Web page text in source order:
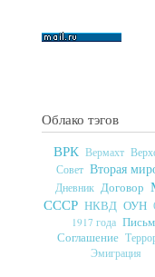
Облако тэгов
ВРК Вермахт
Совет Вторая
Дневник Договор
СССР НКВД ОУН
1917 года
Соглашение
Эмиграция